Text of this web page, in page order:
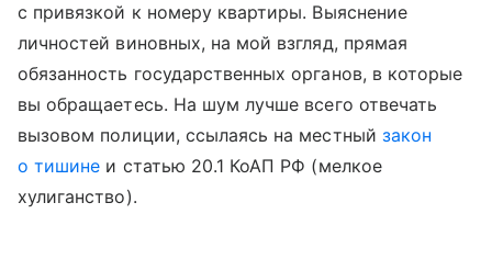
с привязкой к номеру квартиры. Выяснение
личностей виновных, на мой взгляд, прямая
обязанность государственных органов, в которые
вы обращаетесь. На шум лучше всего отвечать
вызовом полиции, ссылаясь на местный закон
о тишине и статью 20.1 КоАП РФ (мелкое
хулиганство).